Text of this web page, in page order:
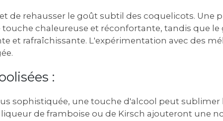
de rehausser le goût subtil des coquelicots. Une
chaleureuse et réconfortante‚ tandis que
et rafraîchissante. L'expérimentation avec des
:
sophistiquée‚ une touche d'alcool peut sublimer
de framboise ou de Kirsch ajouteront une